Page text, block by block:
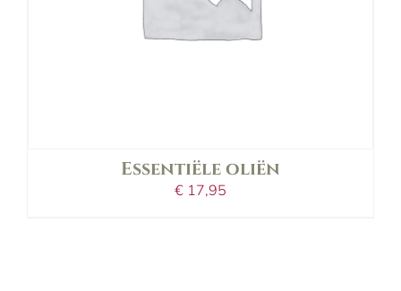
variaties.
Deze
de
productpagina
Essentiële oliën
€ 17,95